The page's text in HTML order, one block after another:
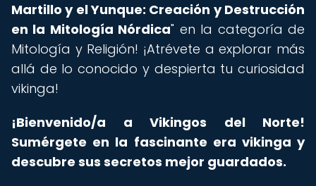
Martillo y el Yunque: Creación y Destrucción
en la Mitología Nórdica" en la categoría de
Mitología y Religión! ¡Atrévete a explorar más
allá de lo conocido y despierta tu curiosidad
vikinga!
¡Bienvenido/a a Vikingos del Norte!
Sumérgete en la fascinante era vikinga y
descubre sus secretos mejor guardados.